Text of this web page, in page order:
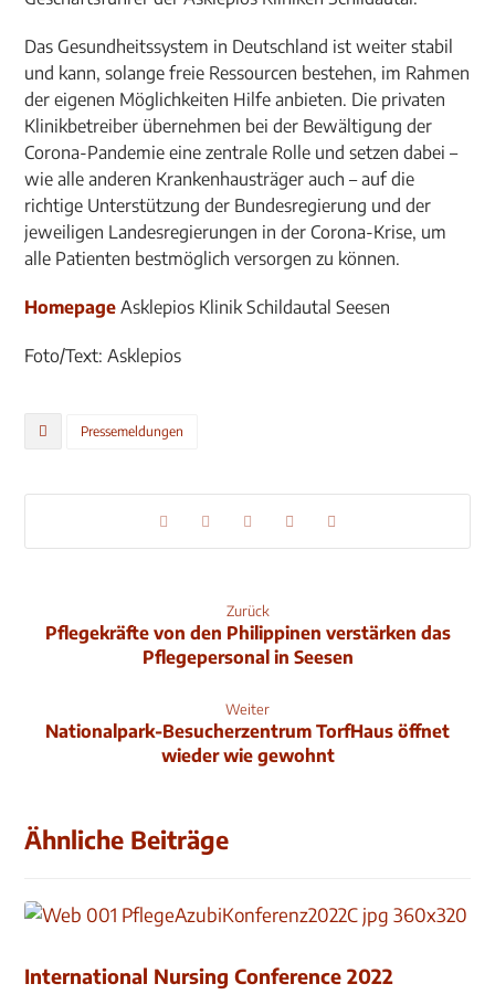
Das Gesundheitssystem in Deutschland ist weiter stabil
und kann, solange freie Ressourcen bestehen, im Rahmen
der eigenen Möglichkeiten Hilfe anbieten. Die privaten
Klinikbetreiber übernehmen bei der Bewältigung der
Corona-Pandemie eine zentrale Rolle und setzen dabei –
wie alle anderen Krankenhausträger auch – auf die
richtige Unterstützung der Bundesregierung und der
jeweiligen Landesregierungen in der Corona-Krise, um
alle Patienten bestmöglich versorgen zu können.
Homepage Asklepios Klinik Schildautal Seesen
Foto/Text: Asklepios
Pressemeldungen
Zurück
Pflegekräfte von den Philippinen verstärken das
Pflegepersonal in Seesen
Weiter
Nationalpark-Besucherzentrum TorfHaus öffnet
wieder wie gewohnt
Ähnliche Beiträge
International Nursing Conference 2022